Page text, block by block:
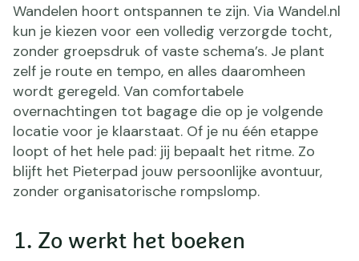
Wandelen hoort ontspannen te zijn. Via Wandel.nl
kun je kiezen voor een volledig verzorgde tocht,
zonder groepsdruk of vaste schema’s. Je plant
zelf je route en tempo, en alles daaromheen
wordt geregeld. Van comfortabele
overnachtingen tot bagage die op je volgende
locatie voor je klaarstaat. Of je nu één etappe
loopt of het hele pad: jij bepaalt het ritme. Zo
blijft het Pieterpad jouw persoonlijke avontuur,
zonder organisatorische rompslomp.
1. Zo werkt het boeken